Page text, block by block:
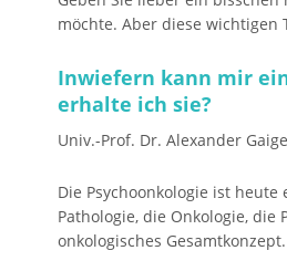
möchte. Aber diese wichtigen
Inwiefern kann mir
erhalte ich sie?
Univ.-Prof. Dr. Alexander
Die Psychoonkologie ist
Pathologie, die Onkologie,
onkologisches Gesamtkonzept.